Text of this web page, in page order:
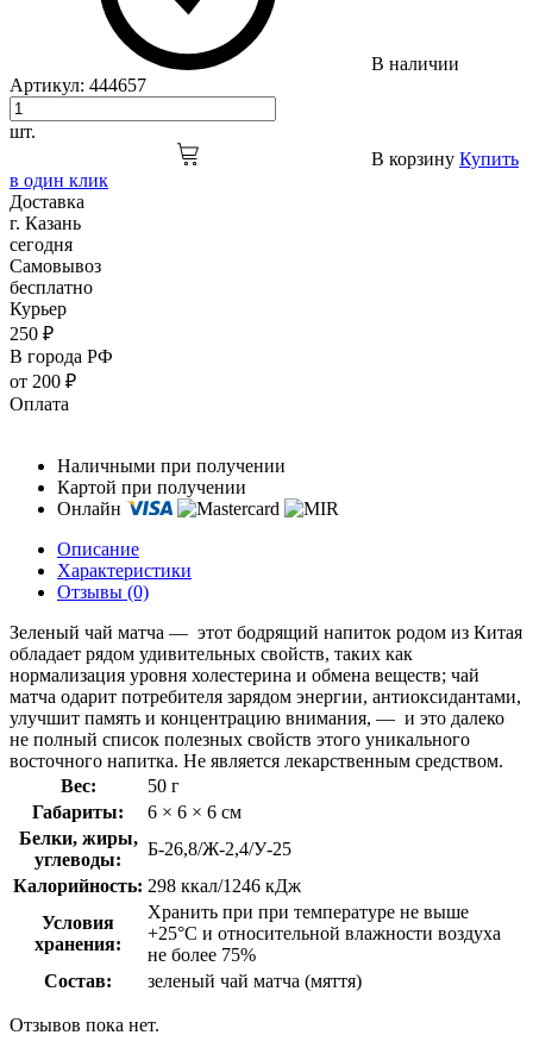
В наличии
Артикул: 444657
шт.
В корзину Купить
в один клик
Доставка
г. Казань
сегодня
Самовывоз
бесплатно
Курьер
250 ₽
В города РФ
от 200 ₽
Оплата
Наличными при получении
Картой при получении
Онлайн
Описание
Характеристики
Отзывы (0)
Зеленый чай матча — этот бодрящий напиток родом из Китая
обладает рядом удивительных свойств, таких как
нормализация уровня холестерина и обмена веществ; чай
матча одарит потребителя зарядом энергии, антиоксидантами,
улучшит память и концентрацию внимания, — и это далеко
не полный список полезных свойств этого уникального
восточного напитка. Не является лекарственным средством.
Вес:
50 г
Габариты:
6 × 6 × 6 см
Белки, жиры,
углеводы:
Б-26,8/Ж-2,4/У-25
Калорийность: 298 ккал/1246 кДж
Условия
хранения:
Хранить при при температуре не выше
+25°С и относительной влажности воздуха
не более 75%
Состав:
зеленый чай матча (мяття)
Отзывов пока нет.